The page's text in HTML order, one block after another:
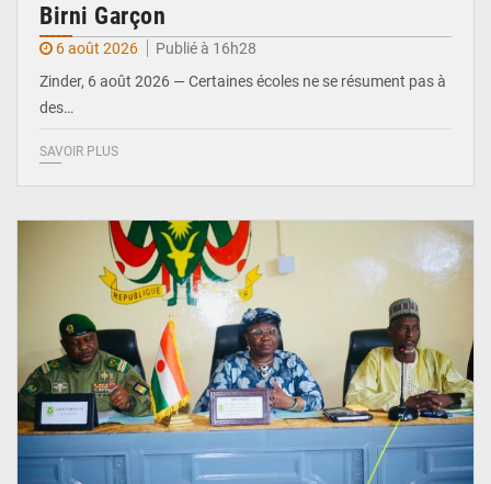
Birni Garçon
6 août 2026
Publié à 16h28
Zinder, 6 août 2026 — Certaines écoles ne se résument pas à
des…
SAVOIR PLUS